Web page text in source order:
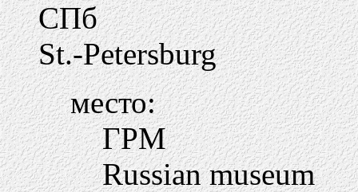
СПб
St.-Petersburg
место:
ГРМ
Russian museum